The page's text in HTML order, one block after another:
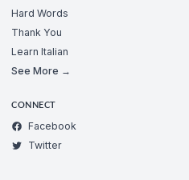
Hard Words
Thank You
Learn Italian
See More →
CONNECT
Facebook
Twitter